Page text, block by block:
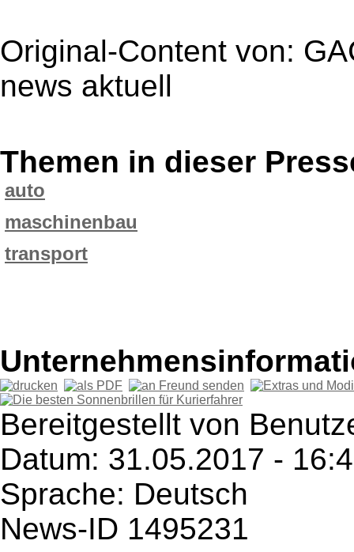
Original-Content von:
news aktuell
Themen in dieser
auto
maschinenbau
transport
Bereitgestellt von
Datum: 31.05.2017 -
Sprache: Deutsch
News-ID 1495231